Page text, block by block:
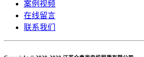
案例视频
在线留言
联系我们